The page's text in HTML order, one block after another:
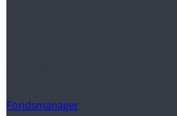
Fondsmanager